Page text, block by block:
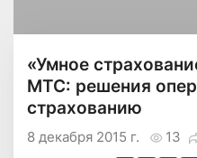
«Умное
МТС: решения
страхованию
13
8 декабря 2015 г.